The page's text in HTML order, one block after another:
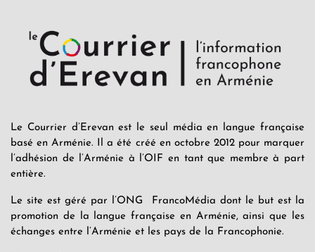
Le Courrier d’Erevan est le seul média en langue française
basé en Arménie. Il a été créé en octobre 2012 pour marquer
l’adhésion de l’Arménie à l’OIF en tant que membre à part
entière.
Le site est géré par l’ONG FrancoMédia dont le but est la
promotion de la langue française en Arménie, ainsi que les
échanges entre l’Arménie et les pays de la Francophonie.